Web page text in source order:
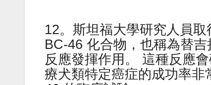
12。斯坦福大學研究人員
BC-46 化合物，也稱為替
反應發揮作用。 這種反應
療犬類特定癌症的成功率